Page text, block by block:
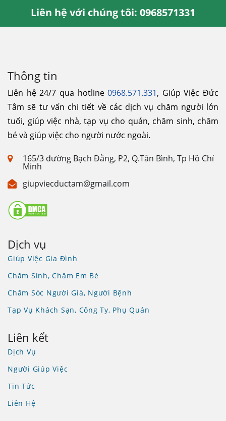
Liên hệ với chúng tôi: 0968571331
Thông tin
Liên hệ 24/7 qua hotline0968.571.331, Giúp Việc Đức
Tâm sẽ tư vấn chi tiết về các dịch vụ chăm người lớn
tuổi, giúp việc nhà, tạp vụ cho quán, chăm sinh, chăm
bé và giúp việc cho người nước ngoài.
165/3 đường Bạch Đằng, P2, Q.Tân Bình, Tp Hồ Chí
Minh
giupviecductam@gmail.com
Dịch vụ
Giúp Việc Gia Đình
Chăm Sinh, Chăm Em Bé
Chăm Sóc Người Già, Người Bệnh
Tạp Vụ Khách Sạn, Công Ty, Phụ Quán
Liên kết
Dịch Vụ
Người Giúp Việc
Tin Tức
Liên Hệ